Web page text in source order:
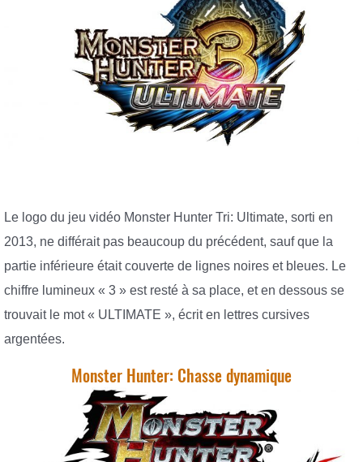
Le logo du jeu vidéo Monster Hunter Tri: Ultimate, sorti en
2013, ne différait pas beaucoup du précédent, sauf que la
partie inférieure était couverte de lignes noires et bleues. Le
chiffre lumineux « 3 » est resté à sa place, et en dessous se
trouvait le mot « ULTIMATE », écrit en lettres cursives
argentées.
Monster Hunter: Chasse dynamique